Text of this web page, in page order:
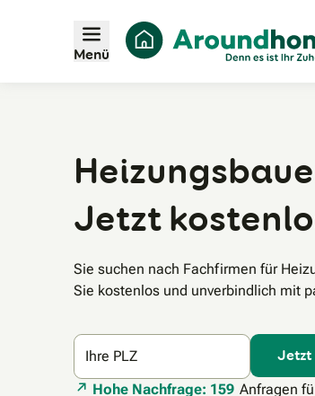
Menü
Jetzt
Sie suchen nach Fachfirmen für
Sie kostenlos und unverbindlich mit
Ihre PLZ Jetzt
Hohe Nachfrage: 159 Anfragen